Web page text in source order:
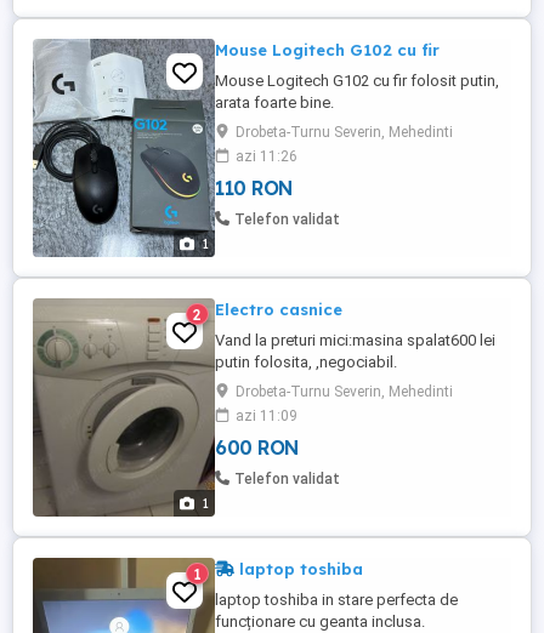
1
Mouse Logitech G102 cu fir
Mouse Logitech G102 cu fir folosit putin,
arata foarte bine.
Drobeta-Turnu Severin, Mehedinti
azi 11:26
110 RON
Telefon validat
1
2 Electro casnice
Vand la preturi mici:masina spalat600 lei
putin folosita, ,negociabil.
Drobeta-Turnu Severin, Mehedinti
azi 11:09
600 RON
Telefon validat
1 laptop toshiba
laptop toshiba in stare perfecta de
funcționare cu geanta inclusa.